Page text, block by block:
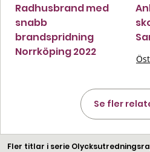
Radhusbrand med
snabb
brandspridning
Norrköping 2022
Se fler
Fler titlar i serie